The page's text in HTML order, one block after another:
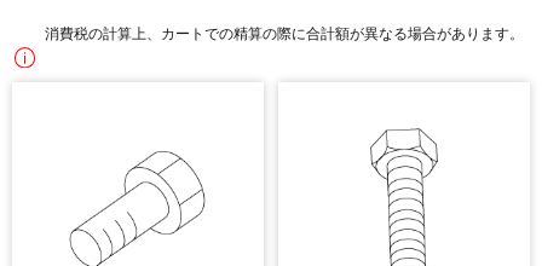
消費税の計算上、カートでの精算の際に合計額が異なる場合があります。